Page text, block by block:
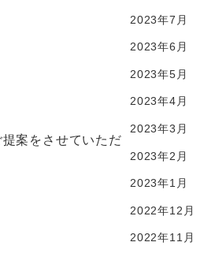
案をさせていただ
2023年7月
2023年6月
2023年5月
2023年4月
2023年3月
2023年2月
2023年1月
2022年12月
2022年11月